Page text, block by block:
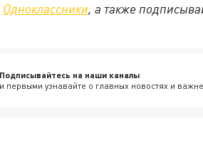
Одноклассники, а также
Подписывайтесь на наши каналы
и первыми узнавайте о главных новостях и